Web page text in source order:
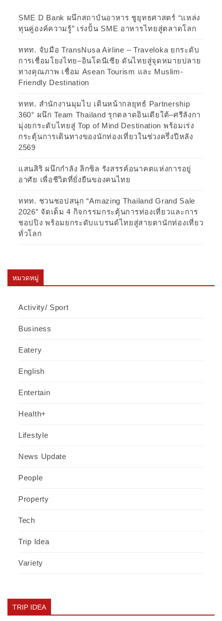
SME D Bank ผนึกสถาบันอาหาร ชูยุทธศาสตร์ “แหล่ง
ทุนคู่องค์ความรู้” เร่งปั้น SME อาหารไทยสู่ตลาดโลก
ททท. จับมือ TransNusa Airline – Traveloka ยกระดับ
การเชื่อมโยงไทย–อินโดนีเซีย ดันไทยสู่จุดหมายปลาย
ทางคุณภาพ เชื่อม Asean Tourism และ Muslim-
Friendly Destination
ททท. สำนักงานมุมไบ เดินหน้ากลยุทธ์ Partnership
360° ผนึก Team Thailand รุกตลาดอินเดียใต้–ศรีลังกา
มุ่งยกระดับไทยสู่ Top of Mind Destination พร้อมเร่ง
กระตุ้นการเดินทางของนักท่องเที่ยวในช่วงครึ่งปีหลัง
2569
แสนสิริ ผนึกกำลัง ลิกซิล รังสรรค์อนาคตแห่งการอยู่
อาศัย เพื่อชีวิตที่ยั่งยืนของคนไทย
ททท. ชวนชอปสนุก “Amazing Thailand Grand Sale
2026” จัดเต็ม 4 กิจกรรมกระตุ้นการท่องเที่ยวและการ
ชอปปิง พร้อมยกระดับแบรนด์ไทยสู่สายตานักท่องเที่ยว
ทั่วโลก
หมวดหมู่
Activity/ Sport
Business
Eatery
English
Entertain
Health+
Lifestyle
News Update
People
Property
Tech
Trip Idea
Variety
TRIP IDEA